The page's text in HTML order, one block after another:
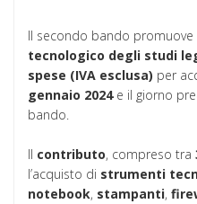
Il secondo bando promuove
tecnologico degli studi
spese (IVA esclusa) per
gennaio 2024e il giorno
bando.
Il contributo, compreso tra
l’acquisto di strumenti
notebook, stampanti,